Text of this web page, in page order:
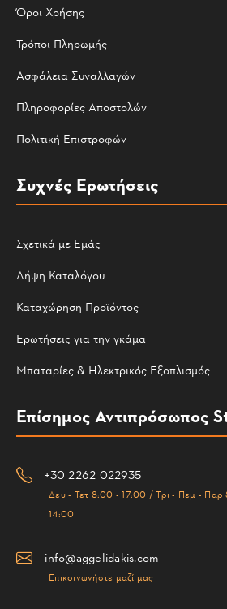
Όροι Χρήσης
Τρόποι Πληρωμής
Ασφάλεια Συναλλαγών
Πληροφορίες Αποστολών
Πολιτική Επιστροφών
Συχνές Ερωτήσεις
Σχετικά με Εμάς
Λήψη Καταλόγου
Καταχώρηση Προϊόντος
Ερωτήσεις για την γκάμα
Μπαταρίες & Ηλεκτρικός Εξοπλισμός
Επίσημος Αντιπρόσωπος
+30 2262 022935
Δευ - Τετ 8:00 - 17:00 / Τρι - Πεμ -
14:00
info@aggelidakis.com
Επικοινωνήστε μαζί μας